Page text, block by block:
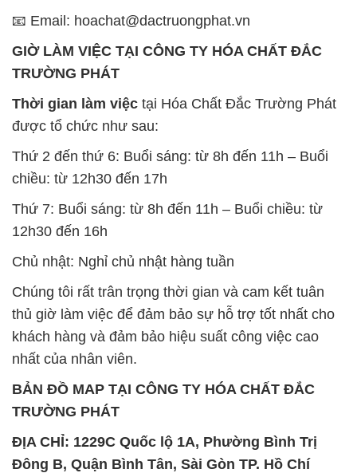
📧 Email: hoachat@dactruongphat.vn
GIỜ LÀM VIỆC TẠI CÔNG TY HÓA CHẤT ĐẮC
TRƯỜNG PHÁT
Thời gian làm việc tại Hóa Chất Đắc Trường Phát
được tổ chức như sau:
Thứ 2 đến thứ 6: Buổi sáng: từ 8h đến 11h – Buổi
chiều: từ 12h30 đến 17h
Thứ 7: Buổi sáng: từ 8h đến 11h – Buổi chiều: từ
12h30 đến 16h
Chủ nhật: Nghỉ chủ nhật hàng tuần
Chúng tôi rất trân trọng thời gian và cam kết tuân
thủ giờ làm việc để đảm bảo sự hỗ trợ tốt nhất cho
khách hàng và đảm bảo hiệu suất công việc cao
nhất của nhân viên.
BẢN ĐỒ MAP TẠI CÔNG TY HÓA CHẤT ĐẮC
TRƯỜNG PHÁT
ĐỊA CHỈ: 1229C Quốc lộ 1A, Phường Bình Trị
Đông B, Quận Bình Tân, Sài Gòn TP. Hồ Chí